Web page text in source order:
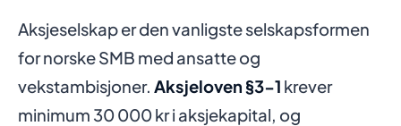
Aksjeselskap er den vanligste selskapsformen
for norske SMB med ansatte og
vekstambisjoner. Aksjeloven §3-1 krever
minimum 30 000 kr i aksjekapital, og